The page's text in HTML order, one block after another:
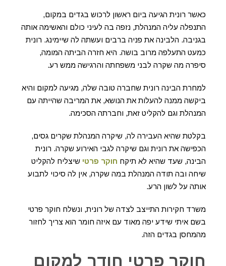
כאשר רונית הגיעה ביום ראשון לרכוש בגדים במקום,
התנפלה עליה המנהלת, נזפה בה לעיני כולם והאשימה אותה
בגניבה. הלבינה את פניה ברבים ועשתה לה שיימינג. רונית
כמעט התעלפה מרוב בושה. היא חזרה הביתה המומה,
סיפרה מה שקרה לבני משפחתה והרגישה ממש רע.
למחרת הבינה רונית שחברה טובה שלה, מגיעה למקום והיא
ביקשה ממנה להעלות את הנושא, את המריבה שהייתה עם
המנהלת וגם להקליט זאת, וחברתה הסכימה.
בקלטת שהיא העבירה לה, שיקרה המנהלת שקרים גסים,
הכפישה את רונית וגם שיקרה לגבי האירוע שקרה. רונית
הבינה, שעד שהיא לא תיקח חוקר פרטי שיצליח להקליט
שיחה ובה תודה המנהלת במה שקרה, אין לה סיכוי לתבוע
אותה על לשון הרע.
משרד חקירות התייצב לצדה של רונית, ונשלח חוקר פרטי
בשם איתי שידע יפה מאוד עם איזה חומר הוא צריך לחזור
מהמחסן בגדים הזה.
חוקר פרטי חודר למקום